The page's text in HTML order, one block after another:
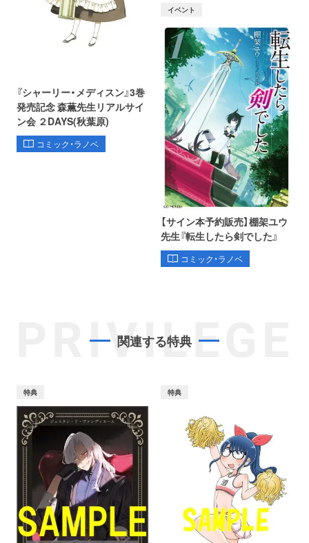
『シャーリー・メディスン』3巻
発売記念 森薫先生リアルサイ
ン会 ２DAYS(秋葉原)
コミック・ラノベ
イベント
【サイン本予約販売】棚架ユウ
先生『転生したら剣でした』
コミック・ラノベ
PRIVILEGE
関連する特典
特典 特典